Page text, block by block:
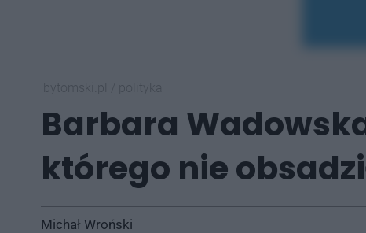
Barbara
którego nie
Michał Wroński